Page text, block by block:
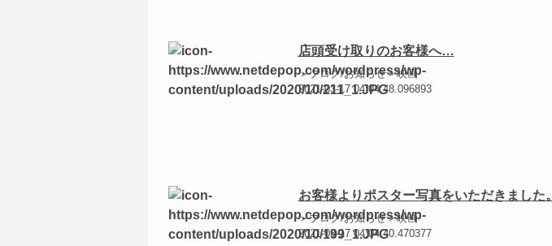
店頭受け取りのお客様へ…
＞ブログ/お知らせ＞映画
2021-03-17 04:04:48.096893
お客様よりポスター写真をいただきました。
＞ブログ/お知らせ＞映画
2021-03-17 04:04:40.470377